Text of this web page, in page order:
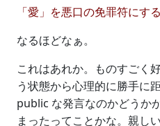
「愛」を悪口の免罪符にす
なるほどなぁ。
これはあれか。ものすごく
う状態から心理的に勝手に
public な発言なのかどうか
まったってことかな。親し